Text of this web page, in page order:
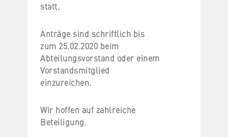
statt.
Anträge sind schriftlich bis
zum 25.02.2020 beim
Abteilungsvorstand oder einem
Vorstandsmitglied
einzureichen.
Wir hoffen auf zahlreiche
Beteiligung.